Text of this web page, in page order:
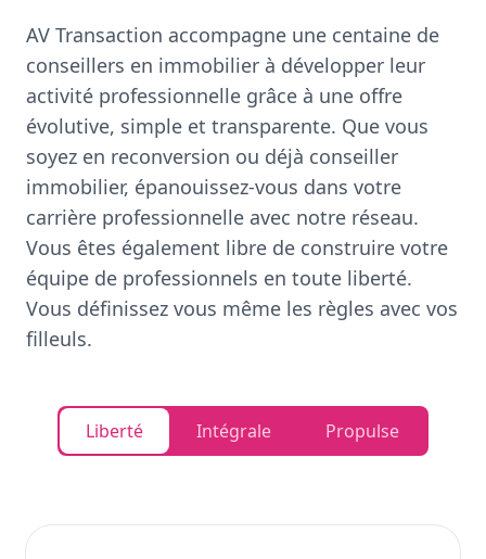
AV Transaction accompagne une centaine de
conseillers en immobilier à développer leur
activité professionnelle grâce à une offre
évolutive, simple et transparente. Que vous
soyez en reconversion ou déjà conseiller
immobilier, épanouissez-vous dans votre
carrière professionnelle avec notre réseau.
Vous êtes également libre de construire votre
équipe de professionnels en toute liberté.
Vous définissez vous même les règles avec vos
filleuls.
Liberté Intégrale Propulse